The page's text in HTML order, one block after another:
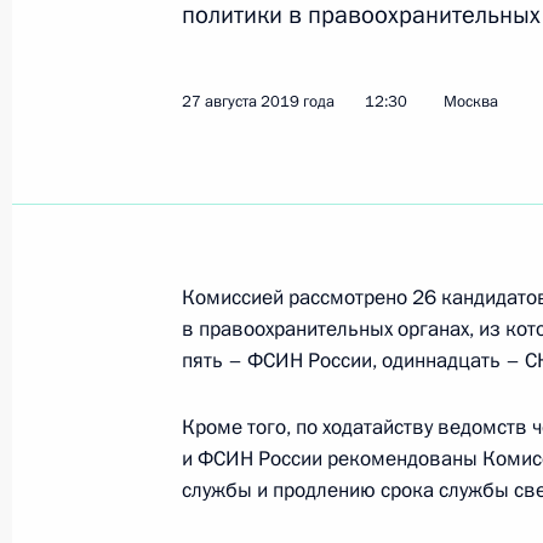
11 сентября 2019 года, среда
1 сентября 2019 года, воскресенье
Совещания о методической
1 сентября 2019 года, 20:00
политики в
27 августа 2019 года 12:30 Москва
Комиссией рассмотрено 26
в правоохранительных органах, из
пять – ФСИН России, одиннадцать –
Кроме того, по ходатайству
и ФСИН России рекомендованы
службы и продлению срока службы